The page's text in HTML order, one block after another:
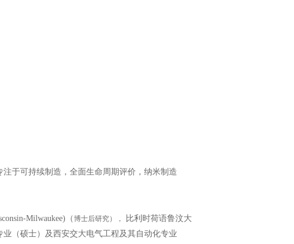
于可持续制造，全面生命周期评价，纳米制造
Milwaukee)（博士后研究），
比利时荷语鲁汶大
（硕士）及西安交大电气工程及其自动化专业